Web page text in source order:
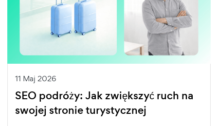
11 Maj 2026
SEO podróży: Jak zwiększyć ruch na
swojej stronie turystycznej